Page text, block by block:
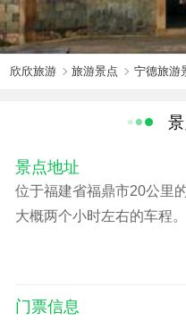
欣欣旅游 旅游景点 宁德旅游
景点地址
位于福建省福鼎市20公里
大概两个小时左右的车程。
门票信息